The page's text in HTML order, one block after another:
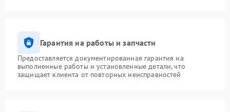
Гарантия на работы и запчасти
Предоставляется документированная гарантия на
выполненные работы и установленные детали, что
защищает клиента от повторных неисправностей